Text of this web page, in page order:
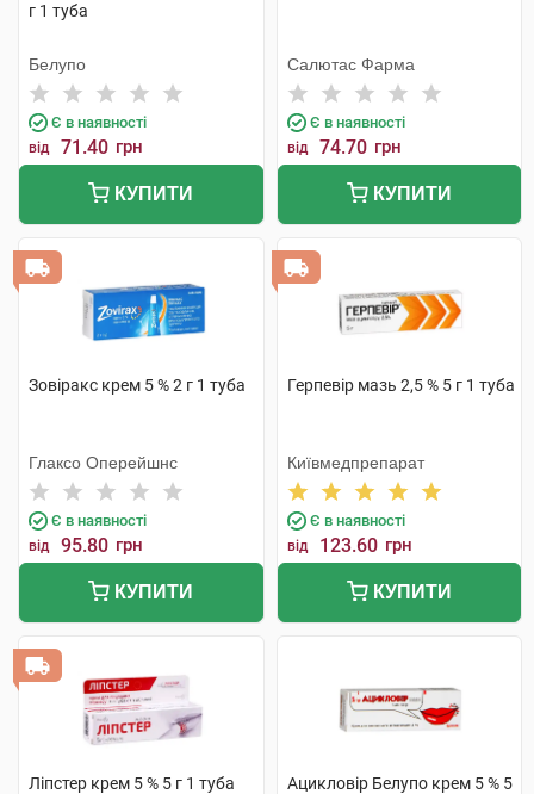
г 1 туба
Белупо
Є в наявності
від 71.40 грн
КУПИТИ
Салютас Фарма
Є в наявності
від 74.70 грн
КУПИТИ
Зовіракс крем 5 % 2 г 1 туба
Глаксо Оперейшнс
Є в наявності
від 95.80 грн
КУПИТИ
Герпевір мазь 2,5 % 5 г 1 туба
Київмедпрепарат
Є в наявності
від 123.60 грн
КУПИТИ
Ліпстер крем 5 % 5 г 1 туба
Ацикловір Белупо крем 5 % 5